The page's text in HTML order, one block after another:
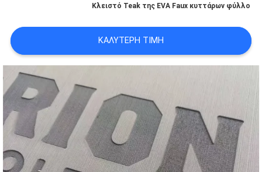
ΕΠΑΦΉ
ΜΕ
ΕΙΔΉΣΕΙΣ
ΖΗΤΉΣΤΕ
ΈΝΑ
ΑΠΌΣΠΑΣΜΑ
Κλειστό Teak της EVA Faux κυττάρων φύλλο
ΚΑΛΎΤΕΡΗ ΤΙΜΉ